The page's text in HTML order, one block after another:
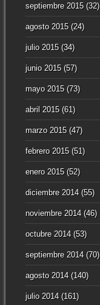
septiembre 2015(32)
agosto 2015(24)
julio 2015(34)
junio 2015(57)
mayo 2015(73)
abril 2015(61)
marzo 2015(47)
febrero 2015(51)
enero 2015(52)
diciembre 2014(55)
noviembre 2014(46)
octubre 2014(53)
septiembre 2014(70)
agosto 2014(140)
julio 2014(161)